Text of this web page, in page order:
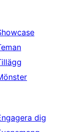
dig